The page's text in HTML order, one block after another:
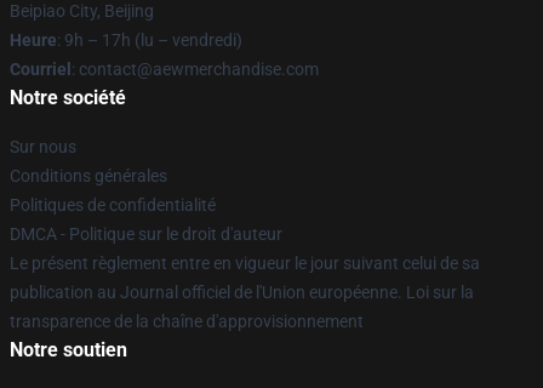
Beipiao City, Beijing
Heure: 9h – 17h (lu – vendredi)
Courriel : contact@aewmerchandise.com
Notre société
Sur nous
Conditions générales
Politiques de confidentialité
DMCA - Politique sur le droit d'auteur
Le présent règlement entre en vigueur le jour suivant celui de sa
publication au Journal officiel de l'Union européenne. Loi sur la
transparence de la chaîne d'approvisionnement
Notre soutien